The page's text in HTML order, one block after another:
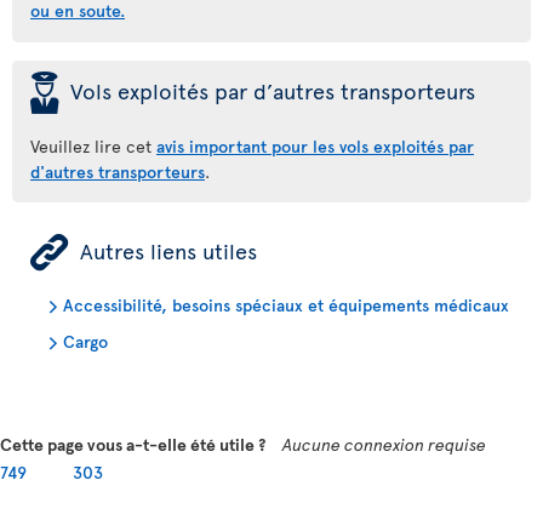
ou en soute.
þ Vols exploités par d’autres transporteurs
Veuillez lire cet avis important pour les vols exploités par
d'autres transporteurs.
ÿ Autres liens utiles
Accessibilité, besoins spéciaux et équipements médicaux
Cargo
Cette page vous a-t-elle été utile ?
Aucune connexion requise
749
303